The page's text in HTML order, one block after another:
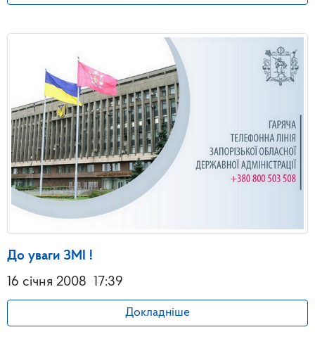
До уваги ЗМІ !
16 січня 2008
17:39
Докладніше